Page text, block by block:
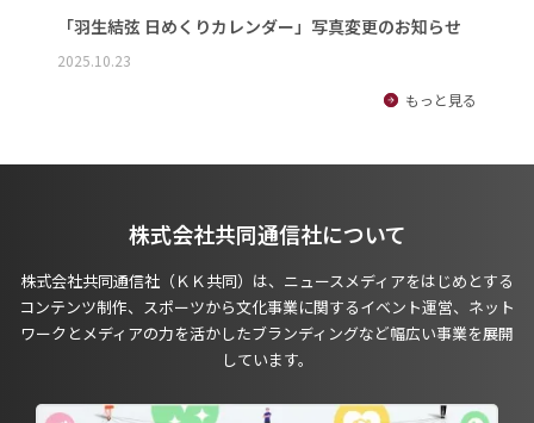
「羽生結弦 日めくりカレンダー」写真変更のお知らせ
2025.10.23
もっと見る
株式会社共同通信社について
株式会社共同通信社（ＫＫ共同）は、ニュースメディアをはじめとする
コンテンツ制作、スポーツから文化事業に関するイベント運営、ネット
ワークとメディアの力を活かしたブランディングなど幅広い事業を展開
しています。